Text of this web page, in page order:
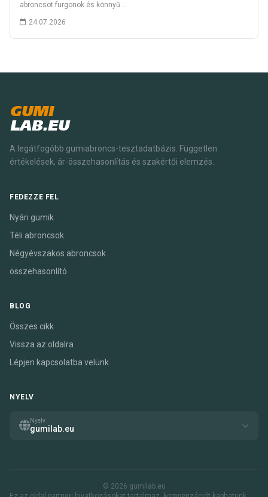
abroncsot furgonok és könnyű…
24.07.2026
GUMI
LAB.EU
A legátfogóbb gumiabroncs-tesztadatbázis. Független
értékelések, ár-összehasonlítás és szakértői elemzés.
FEDEZZE FEL
Nyári gumik
Téli abroncsok
Négyévszakos abroncsok
összehasonlító
BLOG
Összes cikk
Vissza az oldalra
Lépjen kapcsolatba velünk
NYELV
Nyelv
gumilab.eu
© 2026 gumilab.eu